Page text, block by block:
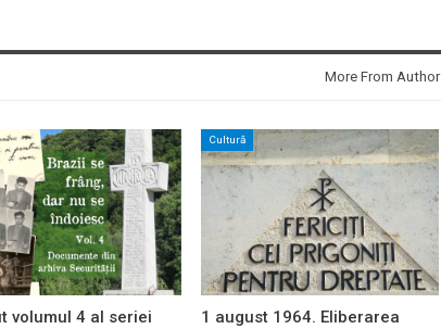
More From Author
volumul 4 al seriei
Cultură
1 august 1964. Eliberarea